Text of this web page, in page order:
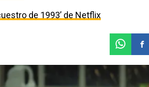
de 1993’ de Netflix